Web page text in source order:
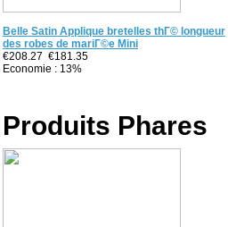
Belle Satin Applique bretelles thГ© longueur
des robes de mariГ©e Mini
€208.27 €181.35
Economie : 13%
Produits Phares